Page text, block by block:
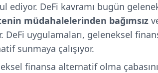
ediyor. DeFi kavramı bugün
müdahalelerinden bağımsız
DeFi uygulamaları, geleneksel
sunmaya çalışıyor.
finansa alternatif olma